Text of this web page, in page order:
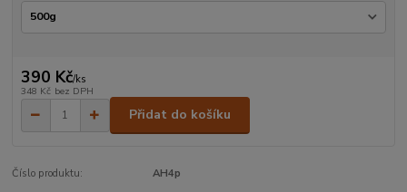
390 Kč/ks
348 Kč bez DPH
Přidat do košíku
Číslo produktu: AH4p